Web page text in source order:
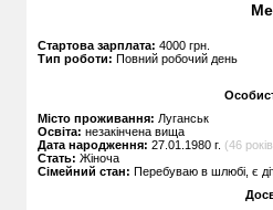
Стартова зарплата: 4000 грн.
Тип роботи: Повний робочий день
Місто проживання: Луганськ
Освіта: незакінчена вища
Дата народження: 27.01.1980 г. (46
Стать: Жіноча
Сімейний стан: Перебуваю в шлюбі, є